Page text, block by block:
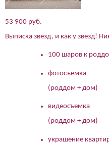
53 900 руб.
Выписка звезд, и как у звезд!
100 шаров к
фотосъемка
(роддом + дом)
видеосъемка
(роддом + дом)
украшение